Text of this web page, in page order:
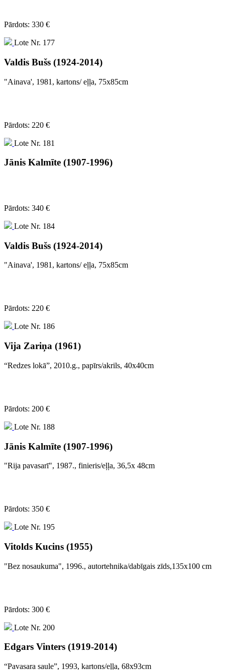
Pārdots: 330 €
Lote Nr. 177
Valdis Bušs (1924-2014)
"Ainava', 1981, kartons/ eļļa, 75x85cm
Pārdots: 220 €
Lote Nr. 181
Jānis Kalmīte (1907-1996)
Pārdots: 340 €
Lote Nr. 184
Valdis Bušs (1924-2014)
"Ainava', 1981, kartons/ eļļa, 75x85cm
Pārdots: 220 €
Lote Nr. 186
Vija Zariņa (1961)
“Redzes lokā”, 2010.g., papīrs/akrils, 40x40cm
Pārdots: 200 €
Lote Nr. 188
Jānis Kalmīte (1907-1996)
"Rija pavasarī", 1987., finieris/eļļa, 36,5x 48cm
Pārdots: 350 €
Lote Nr. 195
Vitolds Kucins (1955)
"Bez nosaukuma", 1996., autortehnika/dabīgais zīds,135x100 cm
Pārdots: 300 €
Lote Nr. 200
Edgars Vinters (1919-2014)
“Pavasara saule”, 1993, kartons/eļļa, 68x93cm